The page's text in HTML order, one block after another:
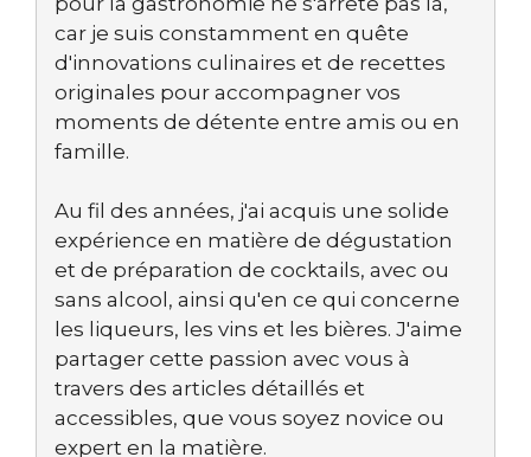
car je suis constamment en quête
d'innovations culinaires et de recettes
originales pour accompagner vos
moments de détente entre amis ou en
famille.
Au fil des années, j'ai acquis une solide
expérience en matière de dégustation
et de préparation de cocktails, avec ou
sans alcool, ainsi qu'en ce qui concerne
les liqueurs, les vins et les bières. J'aime
partager cette passion avec vous à
travers des articles détaillés et
accessibles, que vous soyez novice ou
expert en la matière.